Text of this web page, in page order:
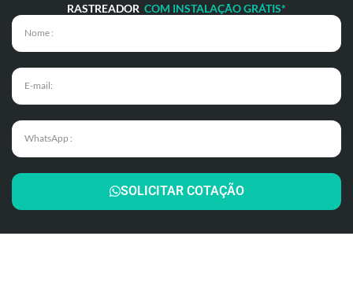
RASTREADOR COM INSTALAÇÃO GRÁTIS*
SOLICITAR COTAÇÃO